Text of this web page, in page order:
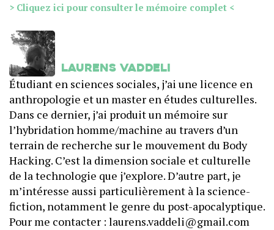
> Cliquez ici pour consulter le mémoire complet <
Laurens Vaddeli
Étudiant en sciences sociales, j’ai une licence en
anthropologie et un master en études culturelles.
Dans ce dernier, j’ai produit un mémoire sur
l’hybridation homme/machine au travers d’un
terrain de recherche sur le mouvement du Body
Hacking. C’est la dimension sociale et culturelle
de la technologie que j’explore. D’autre part, je
m’intéresse aussi particulièrement à la science-
fiction, notamment le genre du post-apocalyptique.
Pour me contacter : laurens.vaddeli@gmail.com